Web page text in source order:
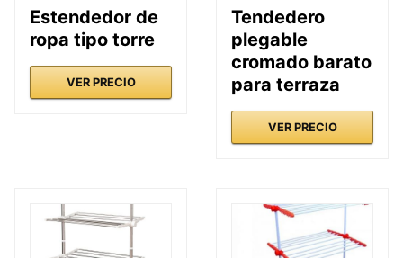
Estendedor de
ropa tipo torre
VER PRECIO
Tendedero
plegable
cromado barato
para terraza
VER PRECIO